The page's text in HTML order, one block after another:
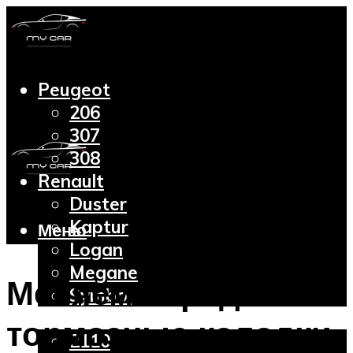
Peugeot
206
307
308
Renault
Duster
Kaptur
Logan
Megane
Symbol
2110
Меню
Меняем передние
тормозные колодки